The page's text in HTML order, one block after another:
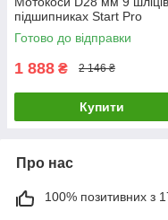
підшипниках Start Pro
Готово до відправки
1 888 ₴ 2 146 ₴
Купити
Про нас
100% позитивних з